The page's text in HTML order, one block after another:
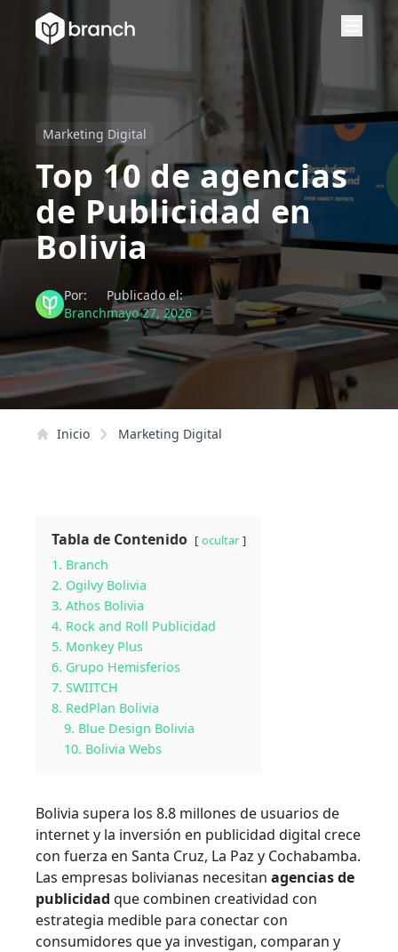
Marketing Digital
Top 10 de agencias
de Publicidad en
Bolivia
Por:
Branch
Publicado el:
mayo 27, 2026
Inicio Marketing Digital
Tabla de Contenido ocultar
1. Branch
2. Ogilvy Bolivia
3. Athos Bolivia
4. Rock and Roll Publicidad
5. Monkey Plus
6. Grupo Hemisferios
7. SWIITCH
8. RedPlan Bolivia
9. Blue Design Bolivia
10. Bolivia Webs
Bolivia supera los 8.8 millones de usuarios de
internet y la inversión en publicidad digital crece
con fuerza en Santa Cruz, La Paz y Cochabamba.
Las empresas bolivianas necesitan agencias de
publicidad que combinen creatividad con
estrategia medible para conectar con
consumidores que ya investigan, comparan y